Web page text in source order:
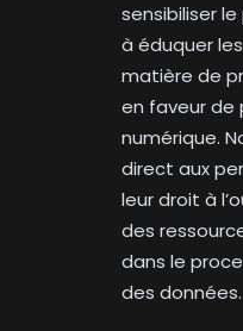
sensibiliser
à éduquer
matière de
en faveur de
numérique.
direct aux
leur droit à
des
dans le
des données.